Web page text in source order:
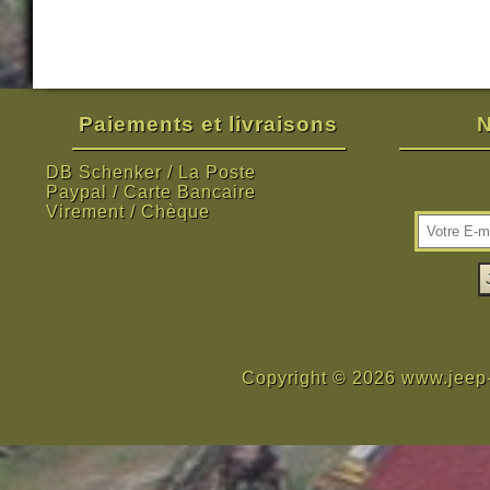
Paiements et livraisons
DB Schenker / La Poste
Paypal / Carte Bancaire
Virement / Chèque
Copyright © 2026